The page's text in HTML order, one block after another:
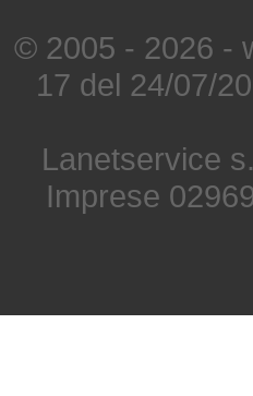
© 2005 - 2026 -
17 del 24/07/
Lanetservice
Imprese